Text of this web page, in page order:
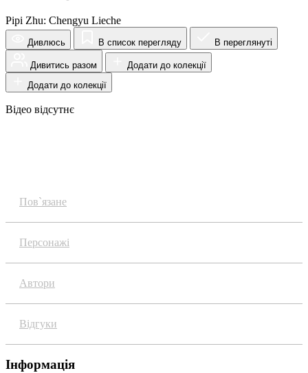
Pipi Zhu: Chengyu Lieche
Дивлюсь В список перегляду В переглянуті
Дивитись разом
Додати до колекції
Додати до колекції
Відео відсутнє
Пов`язане
Персонажі
Автори
Відгуки
Інформація